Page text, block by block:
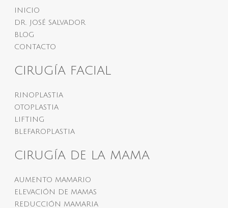
INICIO
DR. JOSÉ SALVADOR
BLOG
CONTACTO
CIRUGÍA FACIAL
RINOPLASTIA
OTOPLASTIA
LIFTING
BLEFAROPLASTIA
CIRUGÍA DE LA MAMA
AUMENTO MAMARIO
ELEVACIÓN DE MAMAS
REDUCCIÓN MAMARIA